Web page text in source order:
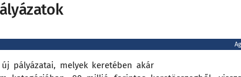
pályázatai, melyek keretében akár